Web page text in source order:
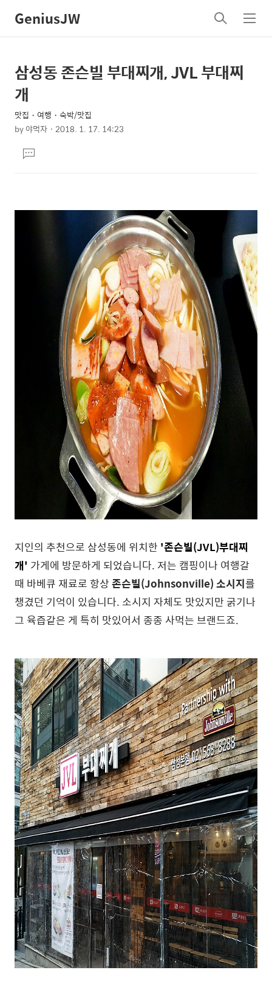
GeniusJW
검
색
메
뉴
상
세
컨
텐
본
문
제
목
삼성동 존슨빌 부대찌개, JVL 부대찌
개
맛집・여행・숙박/맛집
by야먹자 2018. 1. 17. 14:23
문댓
글
지인의 추천으로 삼성동에 위치한 '존슨빌(JVL)부대찌
개' 가게에 방문하게 되었습니다. 저는 캠핑이나 여행갈
때 바베큐 재료로 항상존슨빌(Johnsonville) 소시지를
챙겼던 기억이 있습니다. 소시지 자체도 맛있지만 굵기나
그 육즙같은 게 특히 맛있어서 종종 사먹는 브랜드죠.